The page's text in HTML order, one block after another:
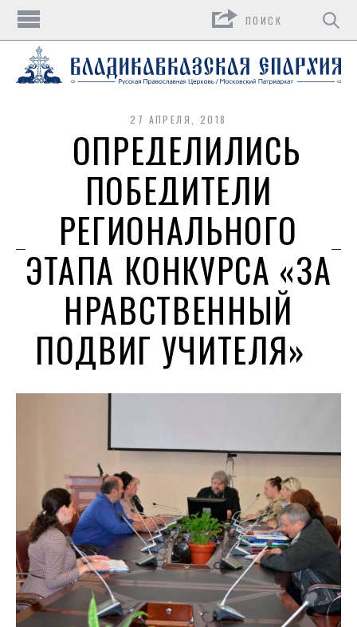
27 АПРЕЛЯ, 2018
ОПРЕДЕЛИЛИСЬ
ПОБЕДИТЕЛИ
РЕГИОНАЛЬНОГО
ЭТАПА КОНКУРСА «ЗА
НРАВСТВЕННЫЙ
ПОДВИГ УЧИТЕЛЯ»